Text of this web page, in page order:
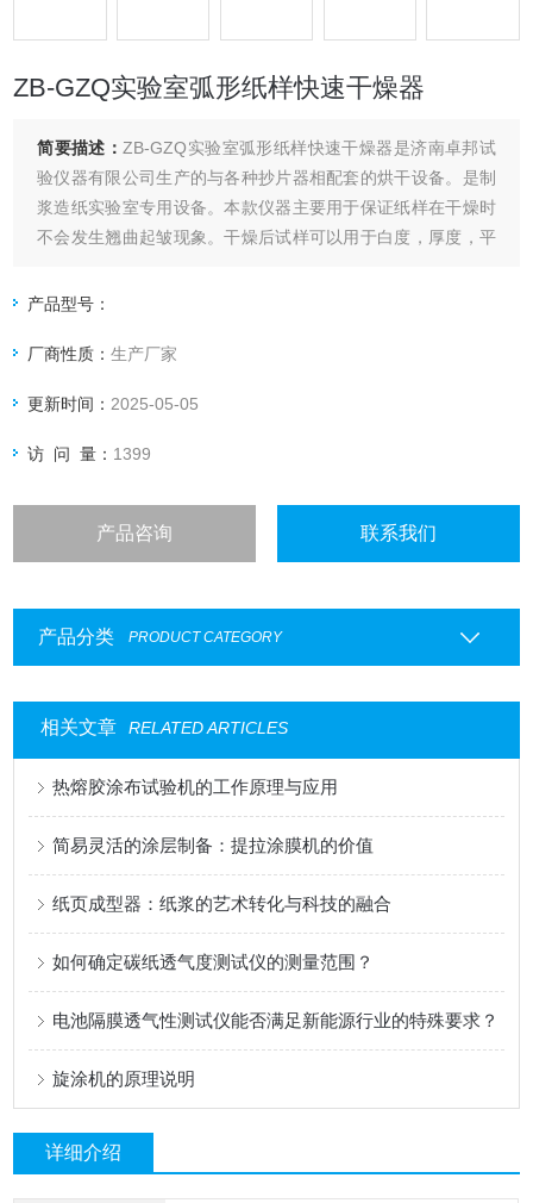
ZB-GZQ实验室弧形纸样快速干燥器
简要描述： ZB-GZQ实验室弧形纸样快速干燥器是济南卓邦试
验仪器有限公司生产的与各种抄片器相配套的烘干设备。是制
浆造纸实验室专用设备。本款仪器主要用于保证纸样在干燥时
不会发生翘曲起皱现象。干燥后试样可以用于白度，厚度，平
产品型号：
厂商性质：生产厂家
更新时间： 2025-05-05
访 问 量： 1399
产品咨询 联系我们
产品分类 PRODUCT CATEGORY
相关文章 RELATED ARTICLES
热熔胶涂布试验机的工作原理与应用
简易灵活的涂层制备：提拉涂膜机的价值
纸页成型器：纸浆的艺术转化与科技的融合
如何确定碳纸透气度测试仪的测量范围？
电池隔膜透气性测试仪能否满足新能源行业的特殊要求？
旋涂机的原理说明
详细介绍